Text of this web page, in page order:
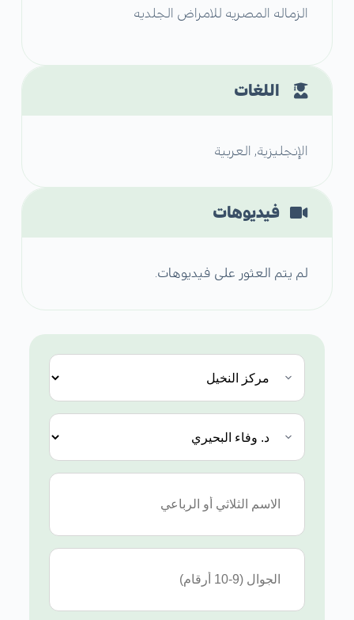
الزماله المصريه للامراض الجلديه
اللغات
الإنجليزية, العربية
فيديوهات
لم يتم العثور على فيديوهات.